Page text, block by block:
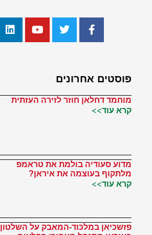
פוסטים אחרונים
מוחמד דחלאן חוזר לזירה העזתית
קרא עוד>>
מדוע סעודיה בולמת את טראמפ
מלתקוף בעוצמה את איראן?
קרא עוד>>
פזשכיאן במלכוד-המאבק על השלטון